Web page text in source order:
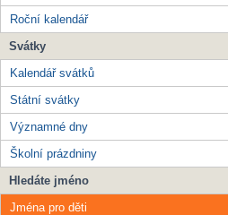
Roční kalendář
Svátky
Kalendář svátků
Státní svátky
Významné dny
Školní prázdniny
Hledáte jméno
Jména pro děti